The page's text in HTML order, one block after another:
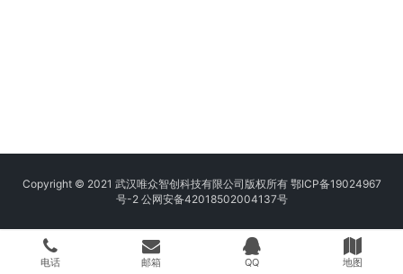
Copyright © 2021 武汉唯众智创科技有限公司版权所有 鄂ICP备19024967
号-2 公网安备42018502004137号
电话 邮箱 QQ 地图